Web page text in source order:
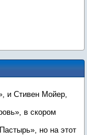
и Стивен Мойер,
в скором
но на этот